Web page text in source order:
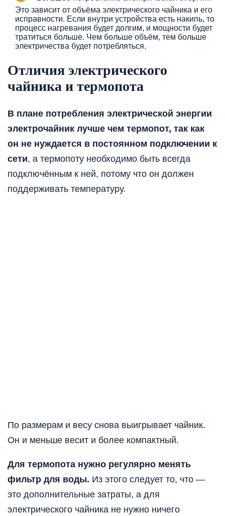
Это зависит от объёма электрического чайника и его
исправности. Если внутри устройства есть накипь, то
процесс нагревания будет долгим, и мощности будет
тратиться больше. Чем больше объём, тем больше
электричества будет потребляться.
Отличия электрического
чайника и термопота
В плане потребления электрической энергии
электрочайник лучше чем термопот, так как
он не нуждается в постоянном подключении к
сети, а термопоту необходимо быть всегда
подключённым к ней, потому что он должен
поддерживать температуру.
По размерам и весу снова выигрывает чайник.
Он и меньше весит и более компактный.
Для термопота нужно регулярно менять
фильтр для воды. Из этого следует то, что —
это дополнительные затраты, а для
электрического чайника не нужно ничего